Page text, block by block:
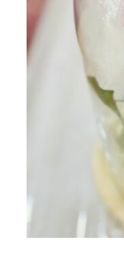
DETALLES